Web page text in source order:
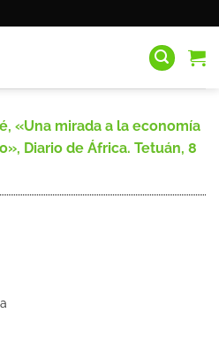
«Una mirada a la economía
Diario de África. Tetuán, 8